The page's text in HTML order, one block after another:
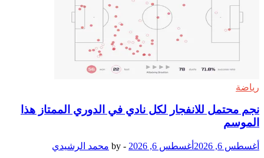
رياضة
نجم محتمل للانفجار لكل نادي في الدوري الممتاز هذا
الموسم
أغسطس 6, 2026 أغسطس 6, 2026 -
by محمد الرشيدي